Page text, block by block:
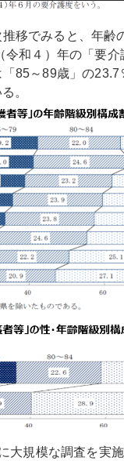
推移でみると、年
令和４）年の「要
85～89歳」の
。
大規模な調査を実